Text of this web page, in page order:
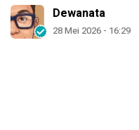
Dewanata
28 Mei 2026 - 16:29